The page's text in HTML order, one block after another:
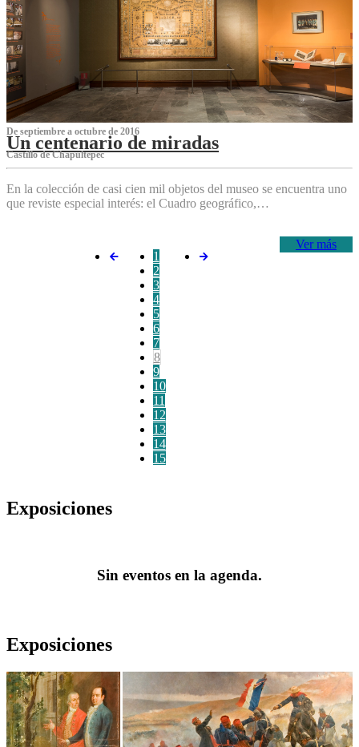
De septiembre a octubre de 2016
Un centenario de miradas
Castillo de Chapultepec
En la colección de casi cien mil objetos del museo se encuentra uno
que reviste especial interés: el Cuadro geográfico,…
Ver más
1
2
3
4
5
6
7
8
9
10
11
12
13
14
15
Exposiciones
Sin eventos en la agenda.
Exposiciones